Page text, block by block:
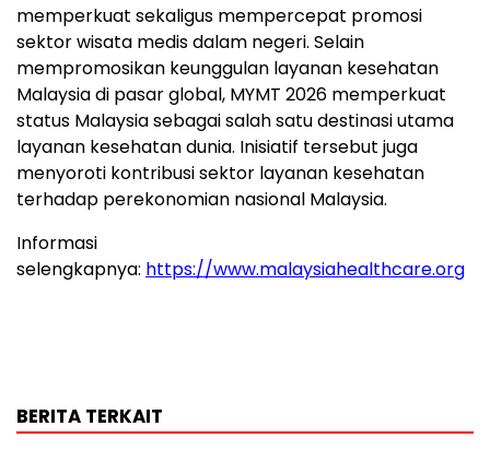
memperkuat sekaligus mempercepat promosi
sektor wisata medis dalam negeri. Selain
mempromosikan keunggulan layanan kesehatan
Malaysia di pasar global, MYMT 2026 memperkuat
status Malaysia sebagai salah satu destinasi utama
layanan kesehatan dunia. Inisiatif tersebut juga
menyoroti kontribusi sektor layanan kesehatan
terhadap perekonomian nasional Malaysia.
Informasi
selengkapnya: https://www.malaysiahealthcare.org
BERITA TERKAIT